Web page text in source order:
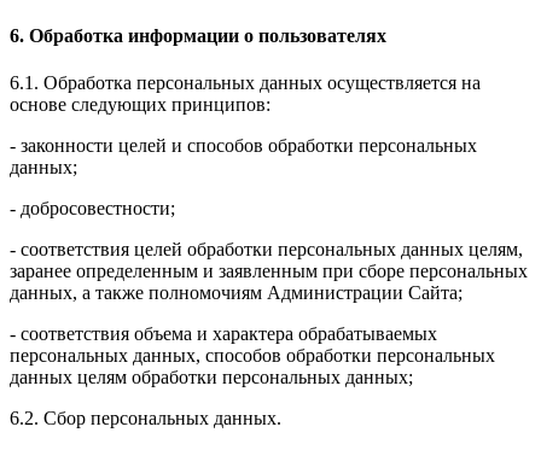
6. Обработка информации о пользователях
6.1. Обработка персональных данных осуществляется на
основе следующих принципов:
- законности целей и способов обработки персональных
данных;
- добросовестности;
- соответствия целей обработки персональных данных целям,
заранее определенным и заявленным при сборе персональных
данных, а также полномочиям Администрации Сайта;
- соответствия объема и характера обрабатываемых
персональных данных, способов обработки персональных
данных целям обработки персональных данных;
6.2. Сбор персональных данных.